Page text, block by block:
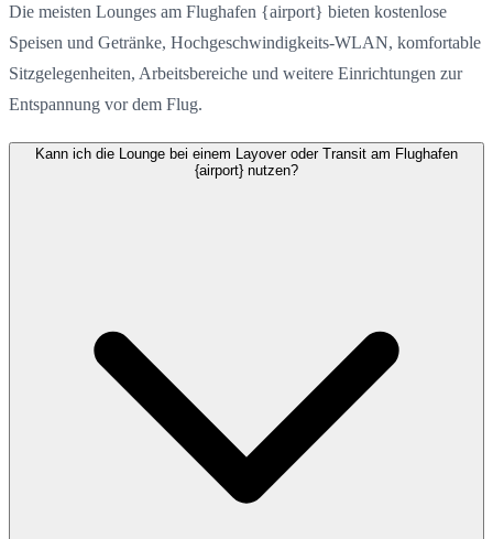
Die meisten Lounges am Flughafen {airport} bieten kostenlose
Speisen und Getränke, Hochgeschwindigkeits-WLAN, komfortable
Sitzgelegenheiten, Arbeitsbereiche und weitere Einrichtungen zur
Entspannung vor dem Flug.
Kann ich die Lounge bei einem Layover oder Transit am Flughafen
{airport} nutzen?